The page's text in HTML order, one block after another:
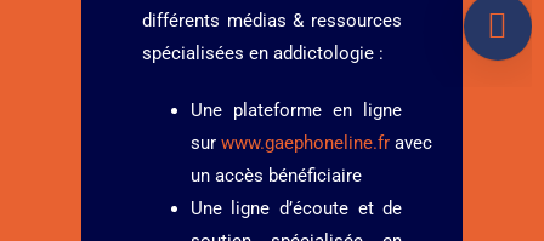
différents médias & ressources
spécialisées en addictologie :
Une plateforme en ligne
sur www.gaephoneline.fravec
un accès bénéficiaire
Une ligne d’écoute et de